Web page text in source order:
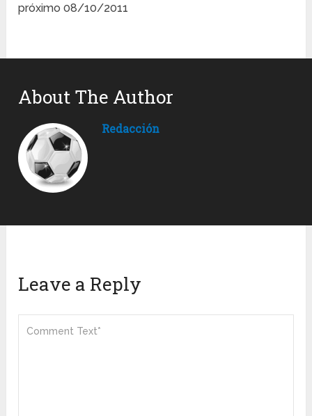
próximo 08/10/2011
About The Author
Redacción
Leave a Reply